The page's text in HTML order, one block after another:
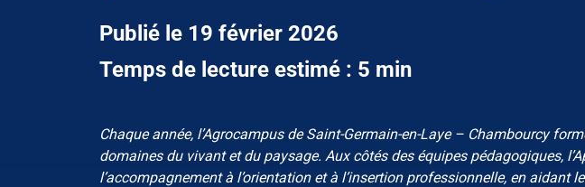
Publié le 19 février 2026
Temps de lecture estimé : 5 min
Chaque année, l’Agrocampus de Saint-Germain-en-Laye – Chambourcy
domaines du vivant et du paysage. Aux côtés des équipes pédagogiques,
l’accompagnement à l’orientation et à l’insertion professionnelle, en aidant